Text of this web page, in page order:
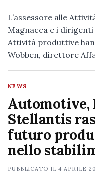
L’assessore alle
Magnacca e i
Attività produttive
Wobben, direttore
NEWS
Automotive,
Stellantis
futuro
nello
PUBBLICATO IL4 APRILE